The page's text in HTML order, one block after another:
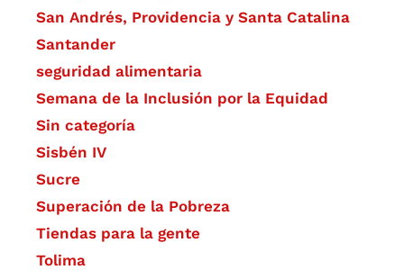
San Andrés, Providencia y Santa Catalina
Santander
seguridad alimentaria
Semana de la Inclusión por la Equidad
Sin categoría
Sisbén IV
Sucre
Superación de la Pobreza
Tiendas para la gente
Tolima